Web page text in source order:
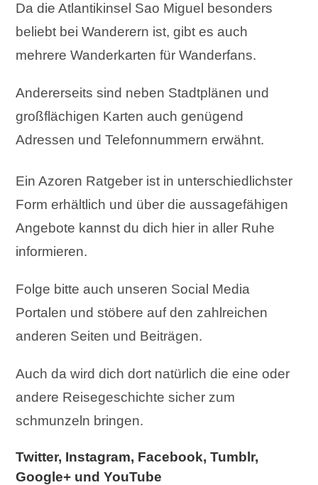
Da die Atlantikinsel Sao Miguel besonders
beliebt bei Wanderern ist, gibt es auch
mehrere Wanderkarten für Wanderfans.
Andererseits sind neben Stadtplänen und
großflächigen Karten auch genügend
Adressen und Telefonnummern erwähnt.
Ein Azoren Ratgeber ist in unterschiedlichster
Form erhältlich und über die aussagefähigen
Angebote kannst du dich hier in aller Ruhe
informieren.
Folge bitte auch unseren Social Media
Portalen und stöbere auf den zahlreichen
anderen Seiten und Beiträgen.
Auch da wird dich dort natürlich die eine oder
andere Reisegeschichte sicher zum
schmunzeln bringen.
Twitter, Instagram, Facebook, Tumblr,
Google+ und YouTube